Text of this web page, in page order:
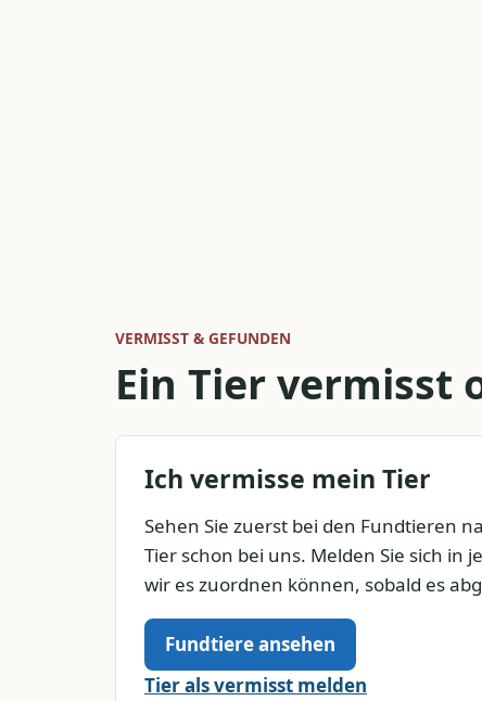
VERMISST & GEFUNDEN
Ein Tier vermisst
Ich vermisse mein Tier
Sehen Sie zuerst bei den Fundtieren
Tier schon bei uns. Melden Sie sich in
wir es zuordnen können, sobald es
Fundtiere ansehen
Tier als vermisst melden